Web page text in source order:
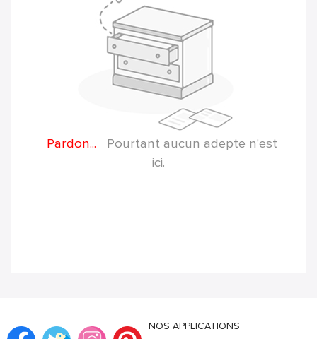
Pardon...
Pourtant aucun adepte n'est
ici.
NOS APPLICATIONS